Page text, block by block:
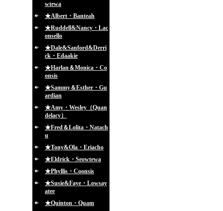
wtewa
★Albert・Banteah
★Ruddell&Nancy・Lac
onsello
★Dale&Sanford&Derri
ck・Edaakie
★Harlan＆Monica・Co
onsis
★Sammy＆Esther・Gu
ardian
★Amy・Wesley（Quan
delacy）
★Fred＆Lolita・Natach
u
★Tony&Ola・Eriacho
★Eldrick・Seowtewa
★Phyllis・Coonsis
★Susie&Faye・Lowsay
atee
★Quinton・Quam